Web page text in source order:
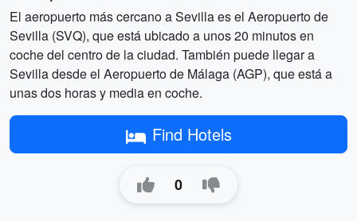
El aeropuerto más cercano a Sevilla es el Aeropuerto de
Sevilla (SVQ), que está ubicado a unos 20 minutos en
coche del centro de la ciudad. También puede llegar a
Sevilla desde el Aeropuerto de Málaga (AGP), que está a
unas dos horas y media en coche.
Find Hotels
0